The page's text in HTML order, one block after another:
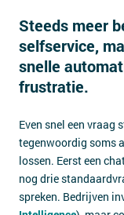
Steeds meer
selfservice,
snelle
frustratie.
Even snel een vraag
tegenwoordig soms
lossen. Eerst een
nog drie
spreken. Bedrijven